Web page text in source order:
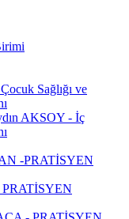
Sağlığı ve
AKSOY - İç
-PRATİSYEN